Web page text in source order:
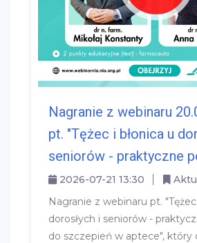
Nagranie z webinaru
pt. "Tężec i błonica u
seniorów - praktyczne
2026-07-21 13:30
Nagranie z webinaru pt. "Tężec
dorosłych i seniorów -
do szczepień w aptece", który